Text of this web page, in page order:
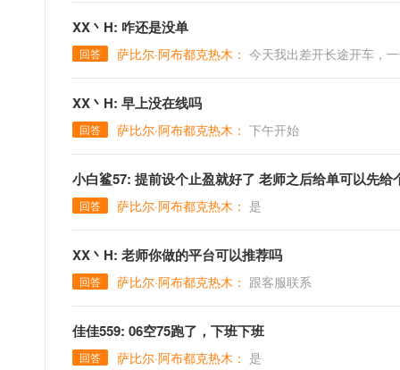
XX丶H: 咋还是没单
回答 萨比尔·阿布都克热木： 今天我出差开长途开车，
XX丶H: 早上没在线吗
回答 萨比尔·阿布都克热木： 下午开始
小白鲨57: 提前设个止盈就好了 老师之后给单可以先
回答 萨比尔·阿布都克热木： 是
XX丶H: 老师你做的平台可以推荐吗
回答 萨比尔·阿布都克热木： 跟客服联系
佳佳559: 06空75跑了，下班下班
回答 萨比尔·阿布都克热木： 是